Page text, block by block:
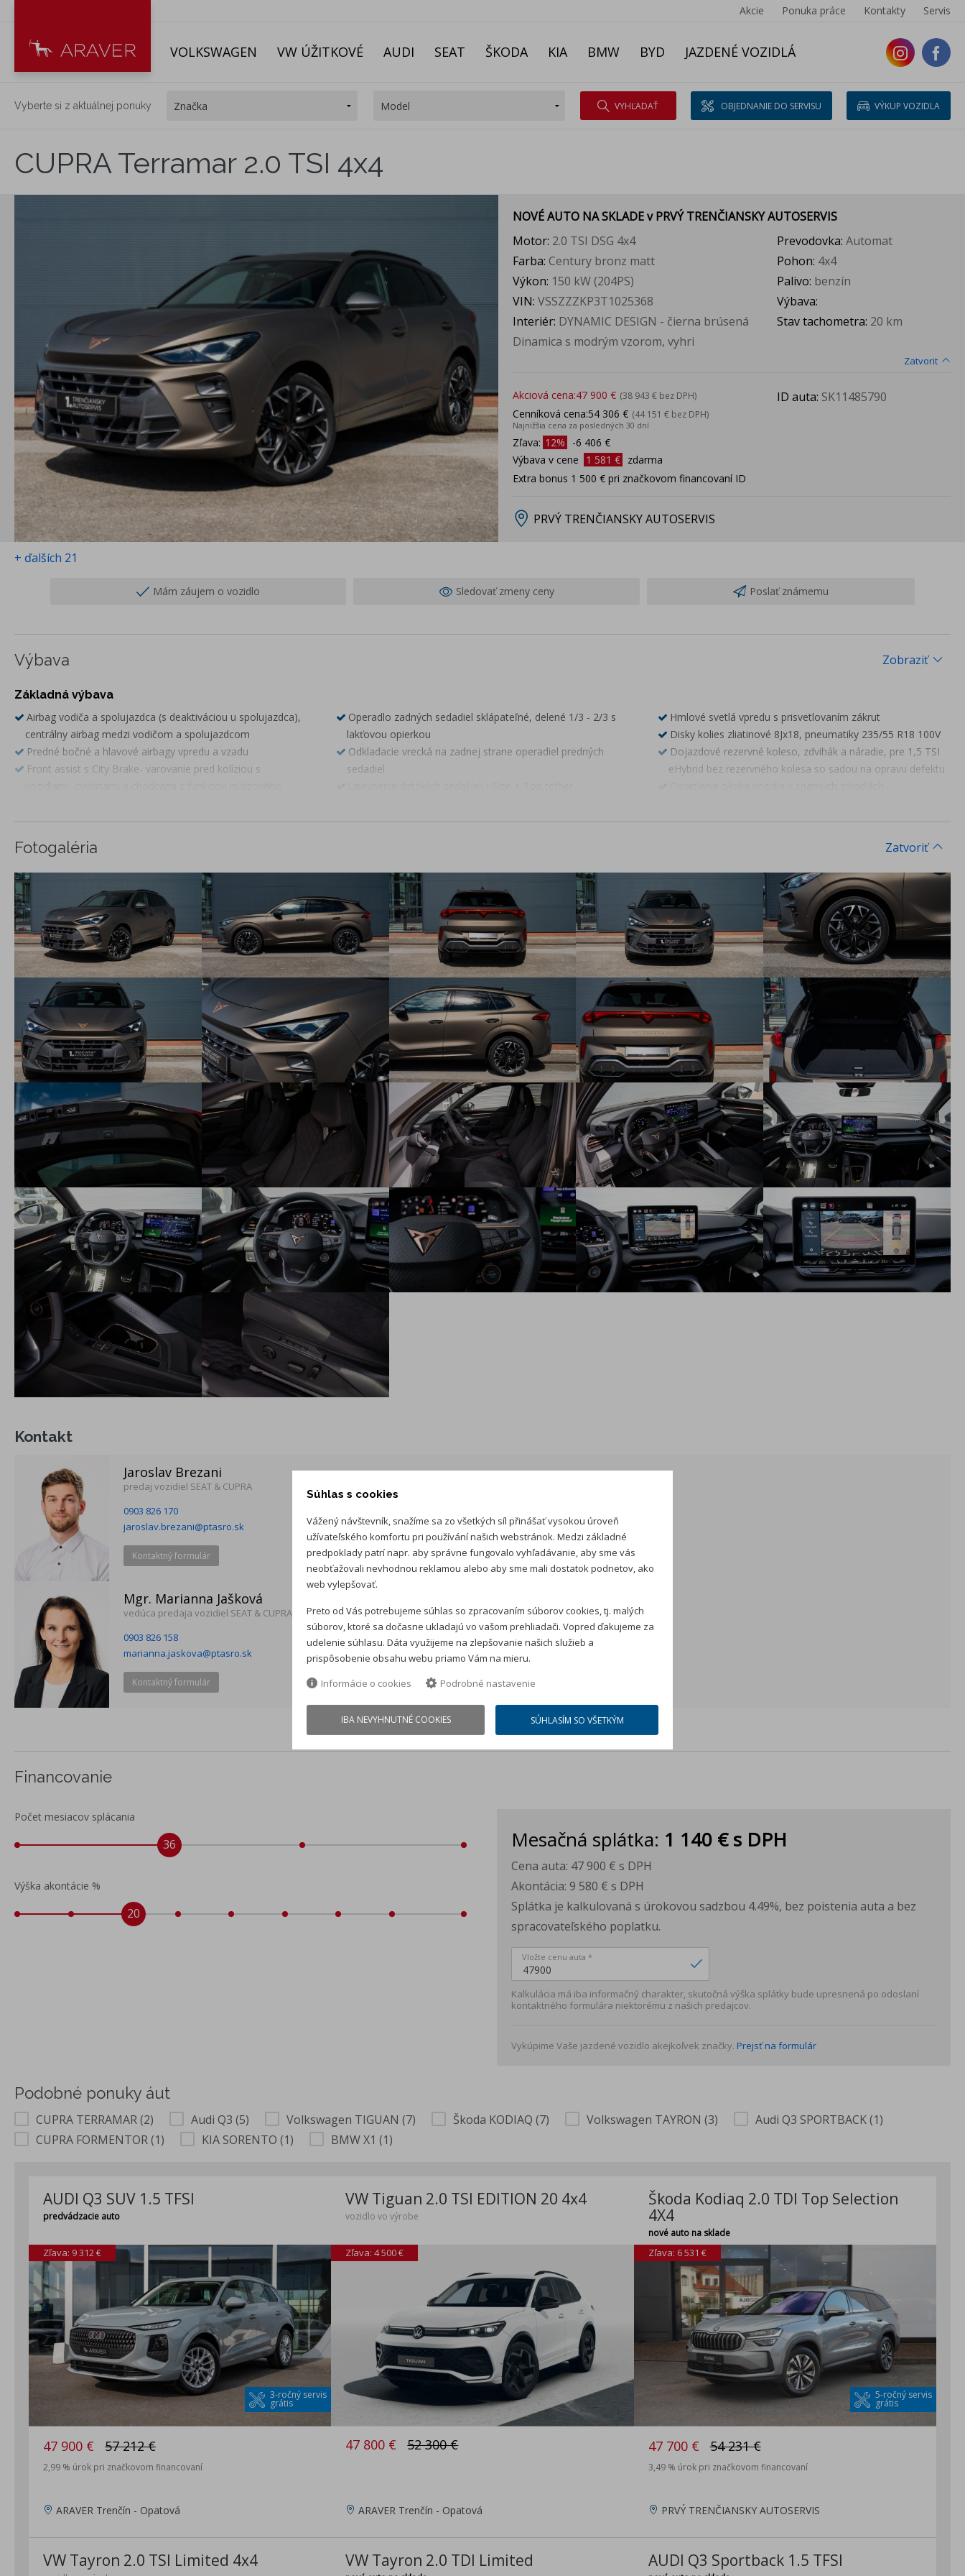
Akcie Ponuka práce Kontakty Servis
VOLKSWAGEN VW ÚŽITKOVÉ AUDI SEAT ŠKODA KIA BMW BYD JAZDENÉ VOZIDLÁ
Vyberte si z aktuálnej ponuky VYHĽADAŤ OBJEDNANIE DO SERVISU VÝKUP VOZIDLA
CUPRA Terramar 2.0 TSI 4x4
+ ďalších 21
NOVÉ AUTO NA SKLADEv PRVÝ TRENČIANSKY AUTOSERVIS
Motor: 2.0 TSI DSG 4x4
Farba: Century bronz matt
Výkon: 150 kW (204PS)
Prevodovka: Automat
Pohon: 4x4
Palivo: benzín
VIN: VSSZZZKP3T1025368
Interiér: DYNAMIC DESIGN - čierna brúsená
Dinamica s modrým vzorom, vyhri
Výbava:
Stav tachometra: 20 km
Zatvorit
Akciová cena:47 900 € (38 943 € bez DPH)
Cenníková cena:54 306 € (44 151 € bez DPH)
Najnižšia cena za posledných 30 dní
Zľava: 12%
-6 406 €
Výbava v cene
1 581 € zdarma
Extra bonus 1 500 € pri značkovom financovaní ID
ID auta: SK11485790
PRVÝ TRENČIANSKY AUTOSERVIS
Mám záujem o vozidlo Sledovať zmeny ceny Poslať známemu
Zobraziť
Výbava
Základná výbava
Airbag vodiča a spolujazdca (s deaktiváciou u spolujazdca),
centrálny airbag medzi vodičom a spolujazdcom
Predné bočné a hlavové airbagy vpredu a vzadu
Front assist s City Brake- varovanie pred kolíziou s
Lane assist - asistet jazdy v pruhoch
Systém rozpoznania vybraných dopravných značiek
Systém rozpoznania únavy vodiča, upevnenie detských
sedačiek i-Size + Top tether
Kontrola zmeny tlaku v pneumatikách
Brzdový systém s ABS (systém kontroly zablokovania
kolies), ESC (systém kontroly stability), ASR (systém kontroly
preklzovania)
Elektrická parkovacia brzda s funkciou Autohold
Servotronic s progresívnym riadením
Podpora manévrovania v nebezpečných situáciách
Drive profile: nastavenie riadenia, odozvy plynového pedálu,
prevodovky DSG, a adaptívnych tlmičov(ak sú vo výbave
vozidla)
eCall - systém núdzového volania nezávislý od mobilného
telefónu, vyžadujúci pokrytie signálom mobil. operátorov
Športové predné sedadlá výškovo nastaviteľné s bedrovými
opierkami a lakťovou opierkou v strede
Poťahy v kombinácii čierna látka/umelá koža s prešívaním
medenej farby
Operadlo zadných sedadiel sklápateľné, delené 1/3 - 2/3 s
lakťovou opierkou
Odkladacie vrecká na zadnej strane operadiel predných
sedadiel
prevodovky s radiacimi páčkami, vyhrievaním a satelitnými
prémiové obloženie prístrojovej dosky, čierny strop
Prahy dverí vpredu s hliníkovými nástupnými lištami s
podsvieteným nápisom CUPRA
Media System Ready4NAV s 12,9" centrálnym displejom, 7
reproduktorov, príjem DAB+, WiFi Hotspot, hlasové
ovládanie4
Full link bezdrôtové pripojenie mobilného telefónu s Apple
CarPlay®/ Android Auto™
Bluetooth handsfree pripojenie mobilných telefónov
USB konektory typ C 2 x vpredu a 2 x vzadu
Full Digital Cockpit - LCD prístrojový panel 10,25" s
nastaviteľnými funkciami a zobrazením
Osvetlenie interiéru LED s podsvietenými obkladmi dverí a
prahov, svetlo na čítanie v strope vpredu aj vzadu
Batožinový priestor s LED osvetlením, dvojitou podlahou
(okrem 1,5 eHYBRID) a sklopným krytom
Predné ovetlenie Full LED vrátane dizajnového denného
svietenia
Zadné osvetlenie 3D LED svetlá s podsvietenou lištou a
logom
Hmlové svetlá vpredu s prisvetlovaním zákrut
Disky kolies zliatinové 8Jx18, pneumatiky 235/55 R18 100V
Dojazdové rezervné koleso, zdvihák a náradie, pre 1,5 TSI
eHybrid bez rezervného kolesa so sadou na opravu defektu
Tepelne izolačné sklá na všetkých oknách
Climatronic - 1-zónová automatická klimatizácia s
antialergickým filtračným systémom Aircare
Elektrické ovládanie okien vpredu a vzadu
Parkovacie senzory vpredu a vzadu
Zadná parkovacia kamera s dynamickým zobrazovaním
dráhy
Tempomat
Svetelný a dažďový senzor
Vnútorné spätné zrkadlo s automatickou clonou
Príplatková výbava
Zliatinové disky 20" HARDON čierne
Interiérový balík MOON LIGHT: Poťahy Dinamica (YA),
Predné sedadlá el. nastaviteľné a vyhrievané, Sedadlo vodiča
s pamäťou, Nastavovanie zrkadiel s pamäťou, s parkovacou
funkciou na strane spolujazdca, Exkluzívne podsvietené
obklady dverí vpredu a vzadu
Balík FIRST EDITION: 3-zónová klimatizácia s ovládaním aj
vzadu, Stmavené sklá na oknách od B-stĺpika dozadu,
Vonkajšie zrkadlá el. ovládané, sklápateľné a vyhrievané,
osvetlenie interiéru so signalizáciou asistenčných systémov,
ovládanie dverí batožinového priestoru "Virtual pedal"
Balík PURE PERFORMANCE: Adaptívny podvozok DCC s
plynulým nastavovaním tlmičov, CUPRA HD-MATRIX LED
predné projekčné svetlomety s adaptívnym osvetľovaním
Balík INTELLIGENT DRIVE: Asistent diaľkových svetiel,
Sledovanie mŕtveho uhla, kontrola okolia pri cúvaní,
akustická a svetelná výstraha pri vystupovaní, Asistent jazdy
v jazdnom pruhu s navádzaním na stred, Rozšírená
parkovací asistent, Top view kamera (systém kamier vpredu,
vzadu a na oboch stranách)
Balík DIGITAL DRIVE: Navigačný systém High, Digitálny
akustickou izoláciou
Ťažné zariadenie (výklopné, elektricky odblokovateľné) s
funkciou Trailer assist (len s WF1)
Predĺžená záruka na 5 rokov /150 000 km (Platí tá z
Zatvoriť
Fotogaléria
Kontakt
Jaroslav Brezani
predaj vozidiel SEAT & CUPRA
0903 826 170
jaroslav.brezani@ptasro.sk
Kontaktný formulár
Mgr. Marianna Jašková
vedúca predaja vozidiel SEAT & CUPRA
0903 826 158
marianna.jaskova@ptasro.sk
Kontaktný formulár
Financovanie
Počet mesiacov splácania
36
Výška akontácie %
20
Mesačná splátka: 1 140 €s DPH
Cena auta: 47 900 € s DPH
Akontácia: 9 580 € s DPH
Splátka je kalkulovaná s úrokovou sadzbou 4.49%, bez poistenia auta a bez
spracovateľského poplatku.
Vložte cenu auta *
Kalkulácia má iba informačný charakter, skutočná výška splátky bude upresnená po odoslaní
kontaktného formulára niektorému z našich predajcov.
Vykúpime Vaše jazdené vozidlo akejkoľvek značky. Prejsť na formulár
Podobné ponuky áut
CUPRA TERRAMAR (2) Audi Q3 (5) Volkswagen TIGUAN (7) Škoda KODIAQ (7) Volkswagen TAYRON (3)
Audi Q3 SPORTBACK (1)
CUPRA FORMENTOR (1)
KIA SORENTO (1) BMW X1 (1)
AUDI Q3 SUV 1.5 TFSI
predvádzacie auto
3-ročný servis
grátis
Zľava: 9 312 €
47 900 € 57 212 €
2,99 % úrok pri značkovom financovaní
ARAVER Trenčín - Opatová
VW Tiguan 2.0 TSI EDITION 20 4x4
vozidlo vo výrobe
Zľava: 4 500 €
47 800 € 52 300 €
ARAVER Trenčín - Opatová
Škoda Kodiaq 2.0 TDI Top Selection
4X4
nové auto na sklade
5-ročný servis
grátis
Zľava: 6 531 €
47 700 € 54 231 €
3,49 % úrok pri značkovom financovaní
PRVÝ TRENČIANSKY AUTOSERVIS
VW Tayron 2.0 TSI Limited 4x4 VW Tayron 2.0 TDI Limited AUDI Q3 Sportback 1.5 TFSI
Súhlas s cookies
Vážený návštevník, snažíme sa zo všetkých síl přinášať vysokou úroveň
užívateľského komfortu pri používání našich webstránok. Medzi základné
predpoklady patrí napr. aby správne fungovalo vyhľadávanie, aby sme vás
neobťažovali nevhodnou reklamou alebo aby sme mali dostatok podnetov, ako
web vylepšovať.
Preto od Vás potrebujeme súhlas so zpracovaním súborov cookies, tj. malých
súborov, ktoré sa dočasne ukladajú vo vašom prehliadači. Vopred ďakujeme za
udelenie súhlasu. Dáta využijeme na zlepšovanie našich služieb a
prispôsobenie obsahu webu priamo Vám na mieru.
Informácie o cookies
Podrobné nastavenie
IBA NEVYHNUTNÉ COOKIES SÚHLASÍM SO VŠETKÝM